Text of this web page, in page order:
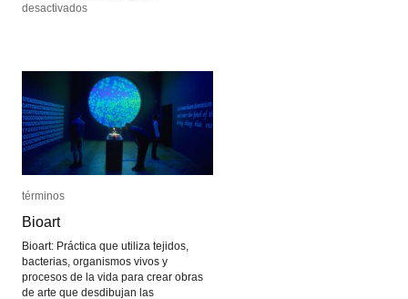
desactivadosen
desactivadosen
términos
Bioart
Bioart: Práctica que utiliza tejidos,
bacterias, organismos vivos y
procesos de la vida para crear obras
de arte que desdibujan las
términos
Bioart